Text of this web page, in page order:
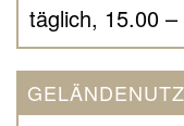
täglich, 15.00